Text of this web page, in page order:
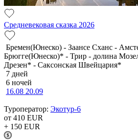
Средневековая сказка 2026
Бремен(Юнеско) - Заансе Сханс -
Брюгге(Юнеско)* - Трир - долина
Дрезен* - Саксонская Швейцария*
7 дней
6 ночей
16.08 20.09
Туроператор: Экотур-6
от 410 EUR
+ 150 EUR